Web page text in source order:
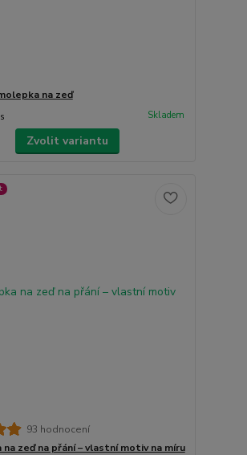
na zeď
Skladem
Zvolit variantu
93 hodnocení
na zeď na přání – vlastní motiv na míru